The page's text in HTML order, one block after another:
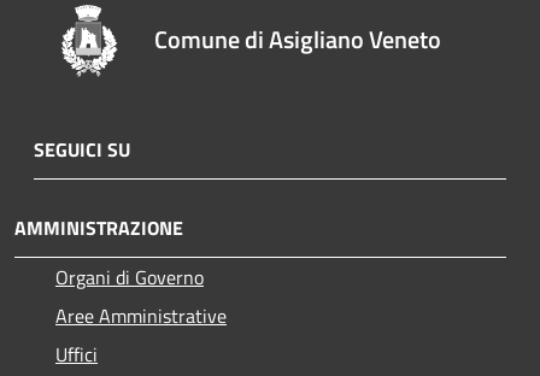
Comune di Asigliano Veneto
SEGUICI SU
AMMINISTRAZIONE
Organi di Governo
Aree Amministrative
Uffici